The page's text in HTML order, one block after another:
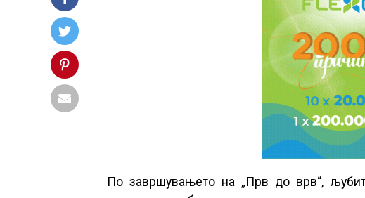
По завршувањето на „Прв до врв“,